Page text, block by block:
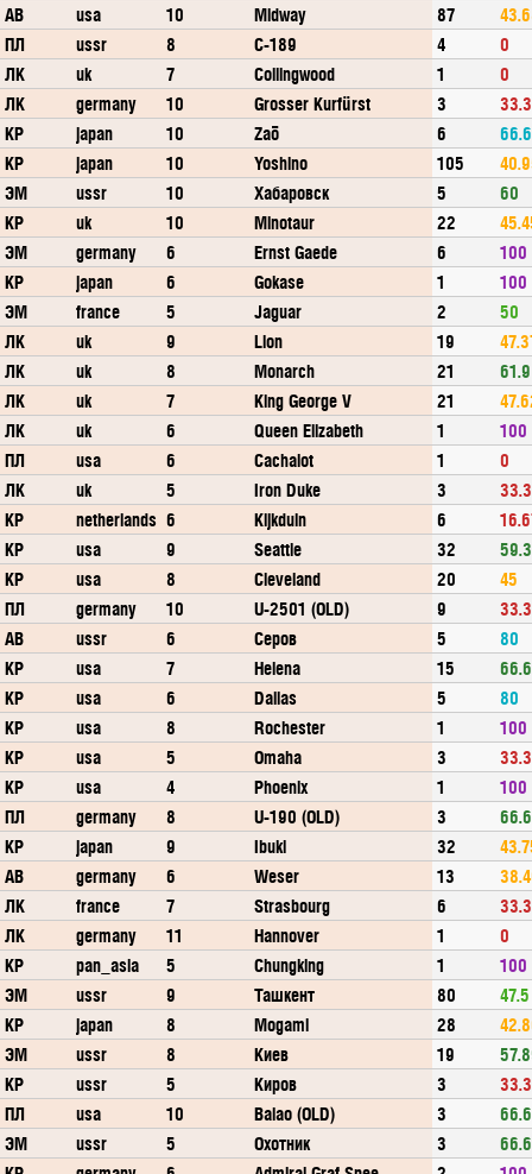
АВ
usa 10 Midway 87
ПЛ
ussr 8 С-189 4
0
ЛК
uk 7 Collingwood 1
0
ЛК
germany 10 Grosser Kurfürst 3
КР
japan 10 Zaō 6
КР
japan 10 Yoshino 105
ЭМ
ussr 10 Хабаровск 5
60
КР
uk 10 Minotaur 22
ЭМ
germany 6 Ernst Gaede 6
100
КР
japan 6 Gokase 1
100
ЭМ
france 5 Jaguar 2
50
ЛК
uk 9 Lion 19
ЛК
uk 8 Monarch 21
61.9
ЛК
uk 7 King George V 21
ЛК
uk 6 Queen Elizabeth 1
100
ПЛ
usa 6 Cachalot 1
0
ЛК
uk 5 Iron Duke 3
КР
netherlands 6 Kijkduin 6
КР
usa 9 Seattle 32
КР
usa 8 Cleveland 20
45
ПЛ
germany 10 U-2501 (OLD) 9
АВ
ussr 6 Серов 5
80
КР
usa 7 Helena 15
КР
usa 6 Dallas 5
80
КР
usa 8 Rochester 1
100
КР
usa 5 Omaha 3
КР
usa 4 Phoenix 1
100
ПЛ
germany 8 U-190 (OLD) 3
КР
japan 9 Ibuki 32
АВ
germany 6 Weser 13
ЛК
france 7 Strasbourg 6
ЛК
germany 11 Hannover 1
0
КР
pan_asia 5 Chungking 1
100
ЭМ
ussr 9 Ташкент 80
47.5
КР
japan 8 Mogami 28
ЭМ
ussr 8 Киев 19
КР
ussr 5 Киров 3
ПЛ
usa 10 Balao (OLD) 3
ЭМ
ussr 5 Охотник 3